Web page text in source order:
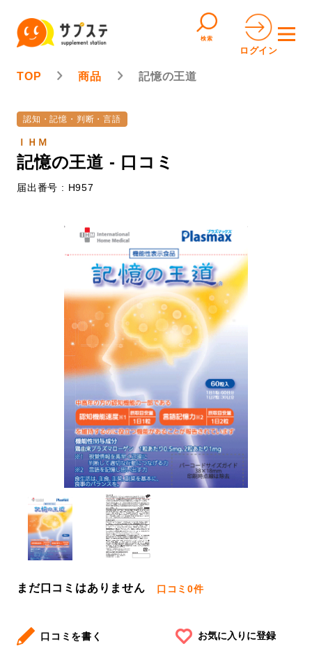
検索
ログイン
TOP 商品 記憶の王道
認知・記憶・判断・言語
ＩＨＭ
記憶の王道 - 口コミ
届出番号 : H957
まだ口コミはありません 口コミ0件
口コミを書く お気に入りに登録